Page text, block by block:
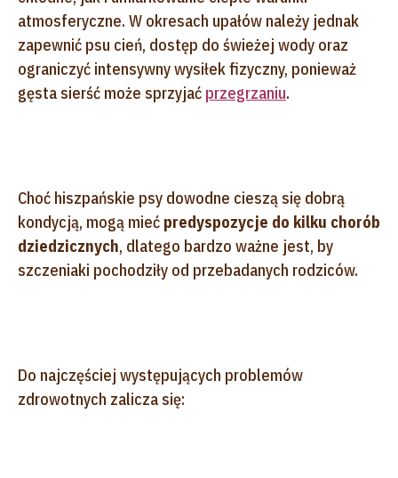
atmosferyczne. W okresach upałów należy jednak
zapewnić psu cień, dostęp do świeżej wody oraz
ograniczyć intensywny wysiłek fizyczny, ponieważ
gęsta sierść może sprzyjać przegrzaniu.
Choć hiszpańskie psy dowodne cieszą się dobrą
kondycją, mogą mieć predyspozycje do kilku chorób
dziedzicznych, dlatego bardzo ważne jest, by
szczeniaki pochodziły od przebadanych rodziców.
Do najczęściej występujących problemów
zdrowotnych zalicza się: